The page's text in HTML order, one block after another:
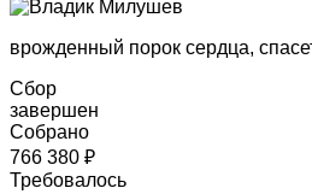
врожденный порок сердца,
Сбор
завершен
Собрано
766 380 ₽
Требовалось